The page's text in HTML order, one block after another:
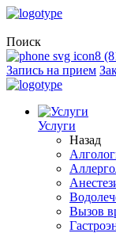
Поиск
8
Запись на прием
Услуги
Назад
Вызов